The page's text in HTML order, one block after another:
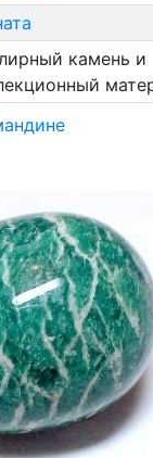
камень и